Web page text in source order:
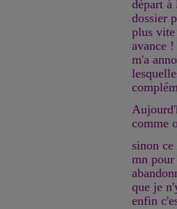
départ
dossier
plus vite
avance
m'a
comme
sinon ce
mn pour
que je
enfin